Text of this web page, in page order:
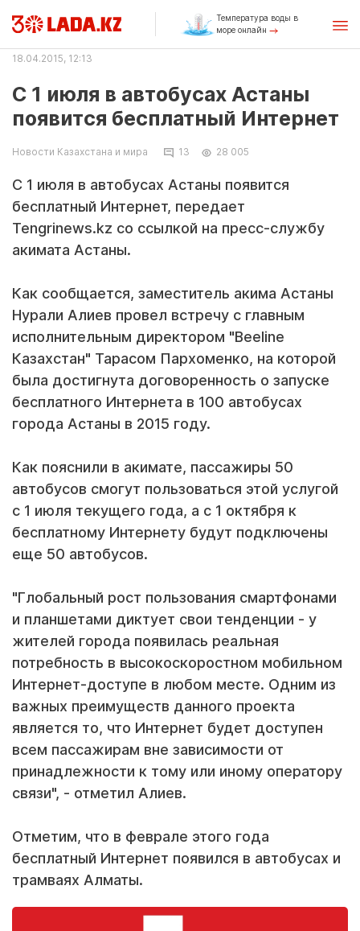
Температура воды в
море онлайн
18.04.2015, 12:13
С 1 июля в автобусах Астаны
появится бесплатный Интернет
Новости Казахстана и мира 13 28 005
С 1 июля в автобусах Астаны появится
бесплатный Интернет, передает
Tengrinews.kz со ссылкой на пресс-службу
акимата Астаны.
Как сообщается, заместитель акима Астаны
Нурали Алиев провел встречу с главным
исполнительным директором "Beeline
Казахстан" Тарасом Пархоменко, на которой
была достигнута договоренность о запуске
бесплатного Интернета в 100 автобусах
города Астаны в 2015 году.
Как пояснили в акимате, пассажиры 50
автобусов смогут пользоваться этой услугой
с 1 июля текущего года, а с 1 октября к
бесплатному Интернету будут подключены
еще 50 автобусов.
"Глобальный рост пользования смартфонами
и планшетами диктует свои тенденции - у
жителей города появилась реальная
потребность в высокоскоростном мобильном
Интернет-доступе в любом месте. Одним из
важных преимуществ данного проекта
является то, что Интернет будет доступен
всем пассажирам вне зависимости от
принадлежности к тому или иному оператору
связи", - отметил Алиев.
Отметим, что в феврале этого года
бесплатный Интернет появился в автобусах и
трамваях Алматы.